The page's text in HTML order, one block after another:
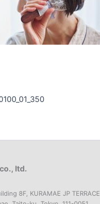
ltd.
8F, KURAMAE JP TERRACE,